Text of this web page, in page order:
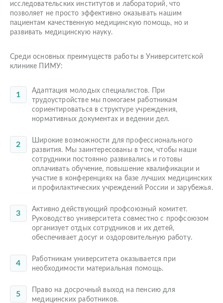
исследовательских институтов и лабораторий, что
позволяет не просто эффективно оказывать нашим
пациентам качественную медицинскую помощь, но и
развивать медицинскую науку.
Среди основных преимуществ работы в Университетской
клинике ПИМУ:
Адаптация молодых специалистов. При
трудоустройстве мы помогаем работникам
сориентироваться в структуре учреждения,
нормативных документах и ведении дел.
Широкие возможности для профессионального
развития. Мы заинтересованы в том, чтобы наши
сотрудники постоянно развивались и готовы
оплачивать обучение, повышение квалификации и
участие в конференциях на базе лучших медицинских
и профилактических учреждений России и зарубежья.
Активно действующий профсоюзный комитет.
Руководство университета совместно с профсоюзом
организует отдых сотрудников и их детей,
обеспечивает досуг и оздоровительную работу.
Работникам университета оказывается при
необходимости материальная помощь.
Право на досрочный выход на пенсию для
медицинских работников.